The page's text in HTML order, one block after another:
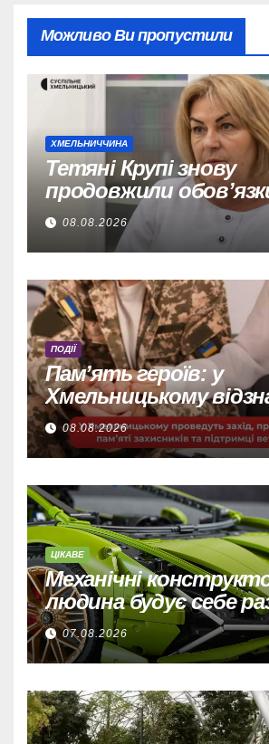
Можливо Ви пропустили
ХМЕЛЬНИЧЧИНА
Тетяні Крупі знову
продовжили
Вшосте.
08.08.2026
ПОДІЇ
Пам’ять героїв: у
Хмельницькому
захисників та
ветеранів.
08.08.2026
ЦІКАВЕ
Механічні
людина будує себе
машиною
07.08.2026